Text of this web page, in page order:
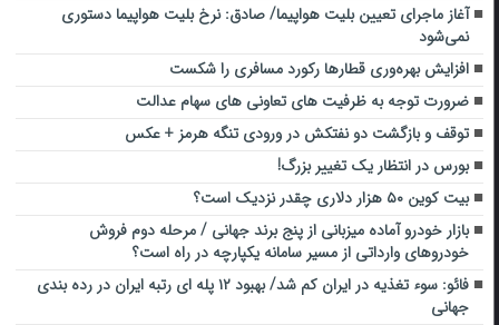
آغاز ماجرای تعیین بلیت هواپیما/ صادق: نرخ بلیت هواپیما دستوری
نمی‌شود
افزایش بهره‌وری قطارها رکورد مسافری را شکست
ضرورت توجه به ظرفیت های تعاونی های سهام عدالت
توقف و بازگشت دو نفتکش در ورودی تنگه هرمز + عکس
بورس در انتظار یک تغییر بزرگ!
بیت کوین ۵۰ هزار دلاری چقدر نزدیک است؟
بازار خودرو آماده میزبانی از پنج برند جهانی / مرحله دوم فروش
خودروهای وارداتی از مسیر سامانه یکپارچه در راه است؟
فائو: سوء تغذیه در ایران کم شد/ بهبود ۱۲ پله ای رتبه ایران در رده بندی
جهانی